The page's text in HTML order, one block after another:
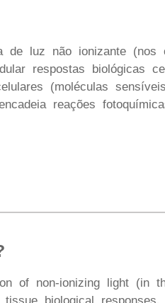
de luz não ionizante (nos
respostas biológicas
(moléculas
reações
of non-ionizing light (in